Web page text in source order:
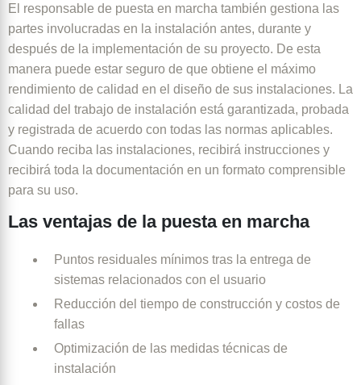
El responsable de puesta en marcha también gestiona las
partes involucradas en la instalación antes, durante y
después de la implementación de su proyecto. De esta
manera puede estar seguro de que obtiene el máximo
rendimiento de calidad en el diseño de sus instalaciones. La
calidad del trabajo de instalación está garantizada, probada
y registrada de acuerdo con todas las normas aplicables.
Cuando reciba las instalaciones, recibirá instrucciones y
recibirá toda la documentación en un formato comprensible
para su uso.
Las ventajas de la puesta en marcha
Puntos residuales mínimos tras la entrega de
sistemas relacionados con el usuario
Reducción del tiempo de construcción y costos de
fallas
Optimización de las medidas técnicas de
instalación